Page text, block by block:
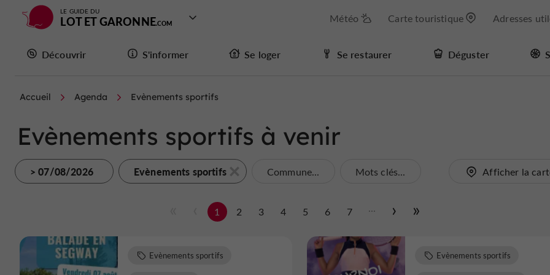
LE GUIDE DU
LOT ET GARONNE Météo Carte touristique Adresses
Découvrir S'informer Se loger Se restaurer Déguster
Accueil Agenda Evènements sportifs
Evènements sportifs à venir
> 07/08/2026 Evènements sportifs Commune... Mots clés... Afficher la
1 2 3 4 5 6 7 ...
Evènements sportifs Evènements sportifs